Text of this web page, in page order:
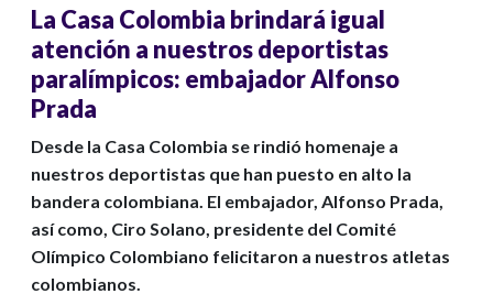
La Casa Colombia brindará igual
atención a nuestros deportistas
paralímpicos: embajador Alfonso
Prada
Desde la Casa Colombia se rindió homenaje a
nuestros deportistas que han puesto en alto la
bandera colombiana. El embajador, Alfonso Prada,
así como, Ciro Solano, presidente del Comité
Olímpico Colombiano felicitaron a nuestros atletas
colombianos.